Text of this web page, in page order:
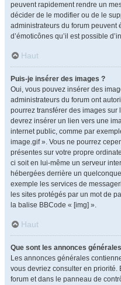
peuvent rapidement rendre un
décider de le modifier ou de le
administrateurs du forum peuvent
d’émoticônes qu’il est possible
Haut
Puis-je insérer des images ?
Oui, vous pouvez insérer des
administrateurs du forum ont
pourrez transférer des images sur
devrez insérer un lien vers une
internet public, comme par
image.gif ». Vous ne pourrez
présentes sur votre propre
ci soit en lui-même un serveur
hébergées derrière un
exemple les services de
les sites protégés par un mot de
la balise BBCode « [img] ».
Haut
Que sont les annonces
Les annonces générales
vous devriez consulter en
forum et dans le panneau de